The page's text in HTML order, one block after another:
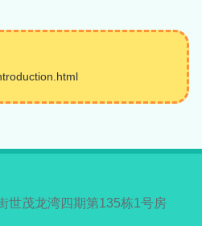
世茂龙湾四期第135栋1号房